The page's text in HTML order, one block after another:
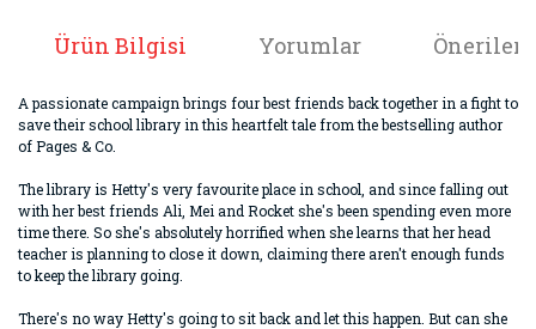
Ürün Bilgisi Yorumlar
A passionate campaign brings four best friends back together in a fight to
save their school library in this heartfelt tale from the bestselling author
of Pages & Co.
The library is Hetty's very favourite place in school, and since falling out
with her best friends Ali, Mei and Rocket she's been spending even more
time there. So she's absolutely horrified when she learns that her head
teacher is planning to close it down, claiming there aren't enough funds
to keep the library going.
There's no way Hetty's going to sit back and let this happen. But can she